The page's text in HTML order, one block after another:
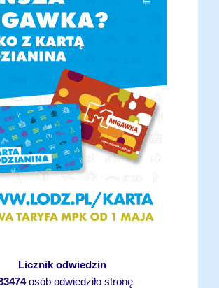
Licznik odwiedzin
osób odwiedziło stronę